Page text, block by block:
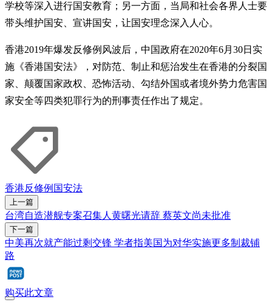
学校等深入进行国安教育；另一方面，当局和社会各界人士要
带头维护国安、宣讲国安，让国安理念深入人心。
香港2019年爆发反修例风波后，中国政府在2020年6月30日实
施《香港国安法》，对防范、制止和惩治发生在香港的分裂国
家、颠覆国家政权、恐怖活动、勾结外国或者境外势力危害国
家安全等四类犯罪行为的刑事责任作出了规定。
香港反修例 国安法
上一篇
台湾自造潜舰专案召集人黄曙光请辞 蔡英文尚未批准
下一篇
中美再次就产能过剩交锋 学者指美国为对华实施更多制裁铺
路
购买此文章